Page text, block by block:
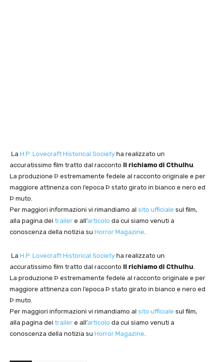
La H.P. Lovecraft Historical Society ha realizzato un
accuratissimo film tratto dal racconto Il richiamo di Cthulhu.
La produzione Þ estremamente fedele al racconto originale e per
maggiore attinenza con l’epoca Þ stato girato in bianco e nero ed
Þ muto.
Per maggiori informazioni vi rimandiamo al sito ufficiale sul film,
alla pagina dei trailer e all’articolo da cui siamo venuti a
conoscenza della notizia su Horror Magazine.
La H.P. Lovecraft Historical Society ha realizzato un
accuratissimo film tratto dal racconto Il richiamo di Cthulhu.
La produzione Þ estremamente fedele al racconto originale e per
maggiore attinenza con l’epoca Þ stato girato in bianco e nero ed
Þ muto.
Per maggiori informazioni vi rimandiamo al sito ufficiale sul film,
alla pagina dei trailer e all’articolo da cui siamo venuti a
conoscenza della notizia su Horror Magazine.